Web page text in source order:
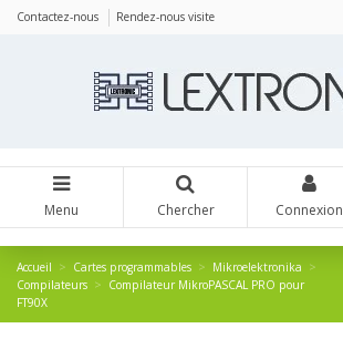
Contactez-nous Rendez-nous visite
Menu Chercher Connexion
Accueil Cartes programmables
Mikroelektronika
Compilateurs
Compilateur MikroPASCAL PRO pour
FT90X
Panneau de gestion des cookies